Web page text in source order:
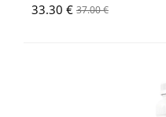
33.30 € 37.00 €